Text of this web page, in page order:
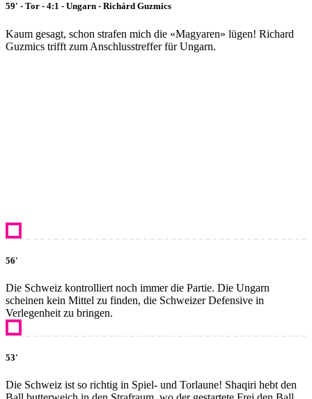
59' - Tor - 4:1 - Ungarn - Richárd Guzmics
Kaum gesagt, schon strafen mich die «Magyaren» lügen! Richard
Guzmics trifft zum Anschlusstreffer für Ungarn.
56'
Die Schweiz kontrolliert noch immer die Partie. Die Ungarn
scheinen kein Mittel zu finden, die Schweizer Defensive in
Verlegenheit zu bringen.
53'
Die Schweiz ist so richtig in Spiel- und Torlaune! Shaqiri hebt den